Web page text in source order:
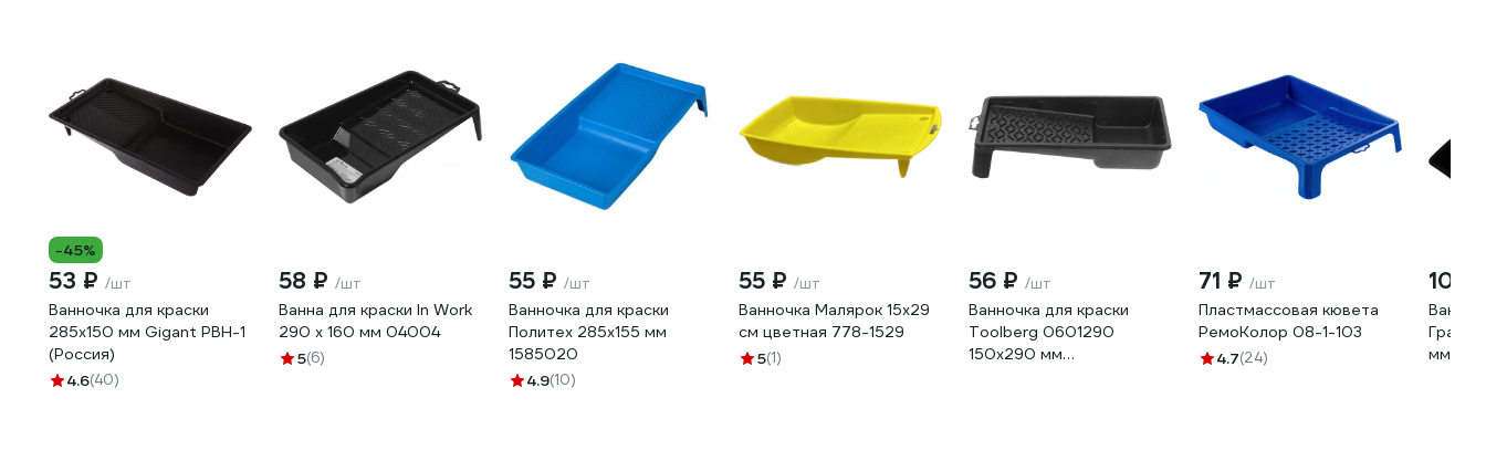
-45%
53 ₽ /шт
Ванночка для краски
285х150 мм Gigant PBH-1
(Россия)
4.6(40)
58 ₽ /шт
Ванна для краски In Work
290 х 160 мм 04004
5(6)
55 ₽ /шт
Ванночка для краски
Политех 285x155 мм
1585020
4.9(10)
55 ₽ /шт
Ванночка Малярок 15х29
см цветная 778-1529
5(1)
56 ₽ /шт
Ванночка для краски
Toolberg 0601290
150x290 мм
71 ₽ /шт
Пластмассовая кювета
РемоКолор 08-1-103
4.7(24)
100
Гранд
мм